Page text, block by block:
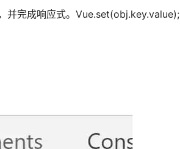
并完成响应式。Vue.set(obj.key.value);